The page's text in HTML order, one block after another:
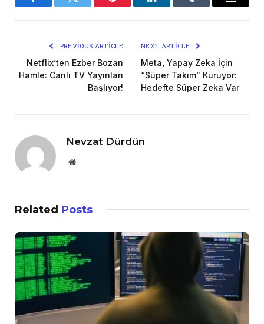
FacebookTwitter Pinterest LinkedInTumblr Email
PREVIOUS ARTICLE
Netflix’ten Ezber Bozan
Hamle: Canlı TV Yayınları
Başlıyor!
NEXT ARTICLE
Meta, Yapay Zeka İçin
“Süper Takım” Kuruyor:
Hedefte Süper Zeka Var
Nevzat Dürdün
Website
Related Posts